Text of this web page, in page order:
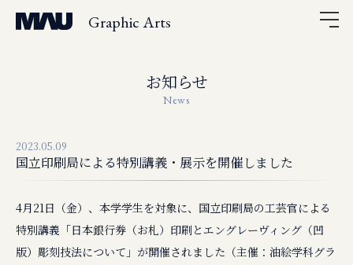
Graphic Arts
お知らせ
News
2023.05.09
国立印刷局による特別講義・展示を開催しました
4月21日（金）、本学学生を対象に、国立印刷局の工芸官による
特別講義「日本銀行券（お札）印刷とエングレーヴィング（凹
版）彫刻技法について」が開催されました（主催：油絵学科グラ